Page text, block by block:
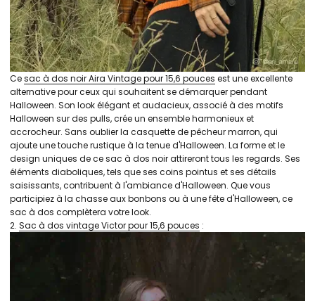
Cesac à dos noir Aira Vintage pour 15,6 pouces est une excellente
alternative pour ceux qui souhaitent se démarquer pendant
Halloween. Son look élégant et audacieux, associé à des motifs
Halloween sur des pulls, crée un ensemble harmonieux et
accrocheur. Sans oublier la casquette de pêcheur marron, qui
ajoute une touche rustique à la tenue d'Halloween. La forme et le
design uniques de ce sac à dos noir attireront tous les regards. Ses
éléments diaboliques, tels que ses coins pointus et ses détails
saisissants, contribuent à l'ambiance d'Halloween. Que vous
participiez à la chasse aux bonbons ou à une fête d'Halloween, ce
sac à dos complètera votre look.
2. Sac à dos vintage Victor pour 15,6 pouces :